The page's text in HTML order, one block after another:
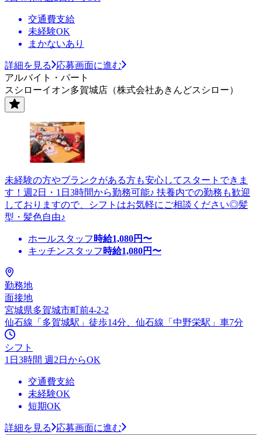
交通費支給
未経験OK
まかないあり
詳細を見る
応募画面に進む
アルバイト・パート
スシローイオン多賀城店（株式会社あきんどスシロー）
未経験の方やブランクがある方も安心してスタートできま
す！週2日・1日3時間から勤務可能♪ 扶養内での勤務も歓迎
しておりますので、シフトはお気軽にご相談ください◎髪
型・髪色自由♪
ホールスタッフ 時給1,080円〜
キッチンスタッフ 時給1,080円〜
勤務地
面接地
宮城県多賀城市町前4-2-2
仙石線「多賀城駅」徒歩14分、仙石線「中野栄駅」車7分
シフト
1日3時間 週2日からOK
交通費支給
未経験OK
短期OK
詳細を見る 応募画面に進む